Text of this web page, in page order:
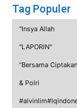
Tag Populer
"Insya Allah
"LAPORIN"
“Bersama
& Polri